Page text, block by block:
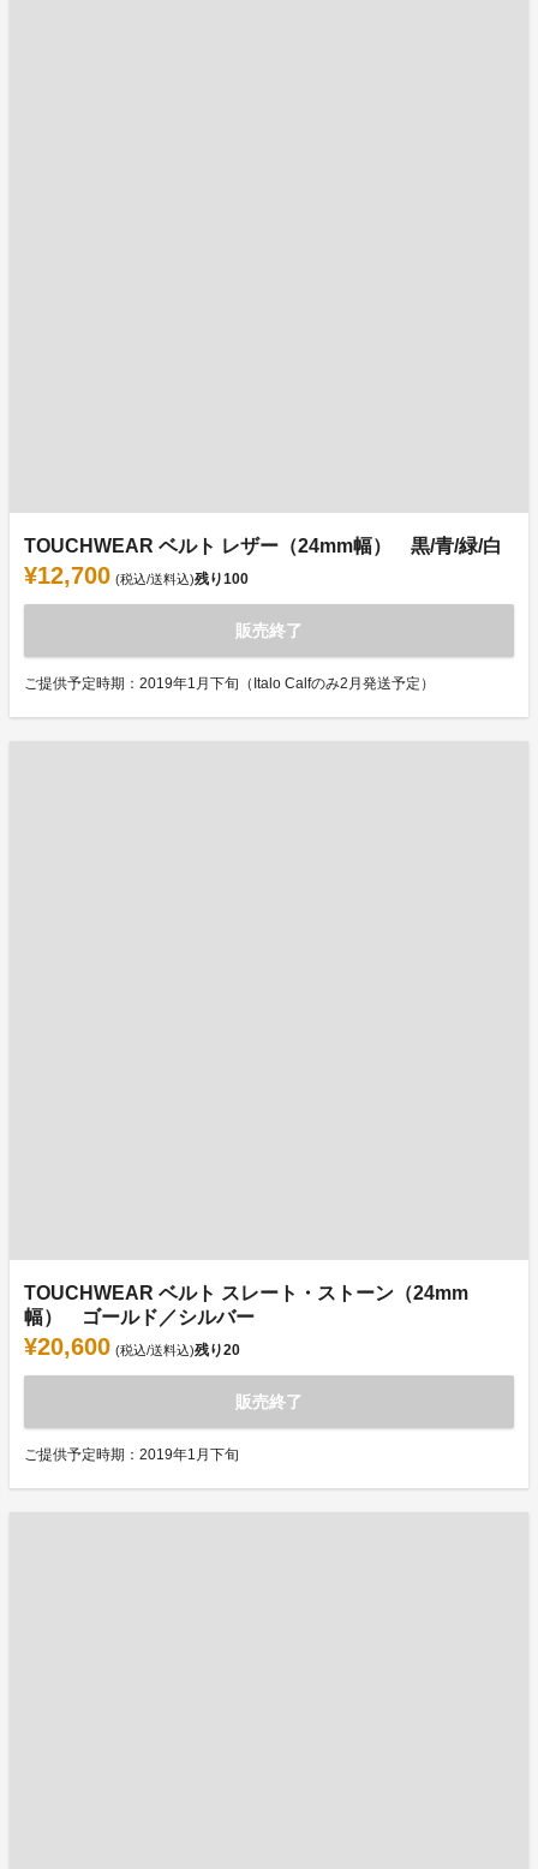
TOUCHWEAR ベルト レザー（24mm幅） 黒/青/緑/白
¥12,700 (税込/送料込)残り100
販売終了
ご提供予定時期：2019年1月下旬（Italo Calfのみ2月発送予定）
TOUCHWEAR ベルト スレート・ストーン（24mm
幅） ゴールド／シルバー
¥20,600 (税込/送料込)残り20
販売終了
ご提供予定時期：2019年1月下旬